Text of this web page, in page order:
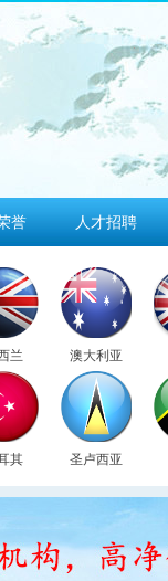
誉 人才招聘
兰 澳大利亚
其 圣卢西亚